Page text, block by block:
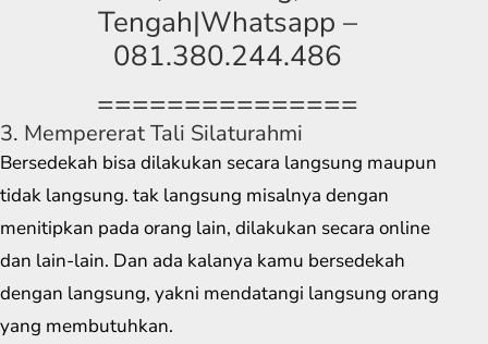
Tengah|Whatsapp –
081.380.244.486
===============
3. Mempererat Tali Silaturahmi
Bersedekah bisa dilakukan secara langsung maupun
tidak langsung. tak langsung misalnya dengan
menitipkan pada orang lain, dilakukan secara online
dan lain-lain. Dan ada kalanya kamu bersedekah
dengan langsung, yakni mendatangi langsung orang
yang membutuhkan.